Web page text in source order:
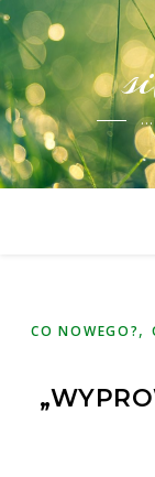
…
CO NOWEGO?,